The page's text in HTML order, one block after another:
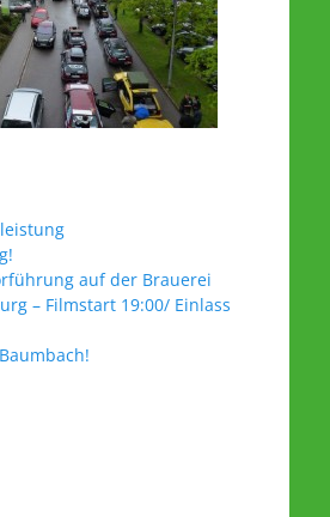
auf der Brauerei
– Filmstart 19:00/ Einlass